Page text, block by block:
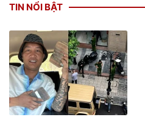
TIN NỔI BẬT